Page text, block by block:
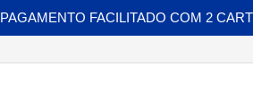
PAGAMENTO FACILITADO COM 2